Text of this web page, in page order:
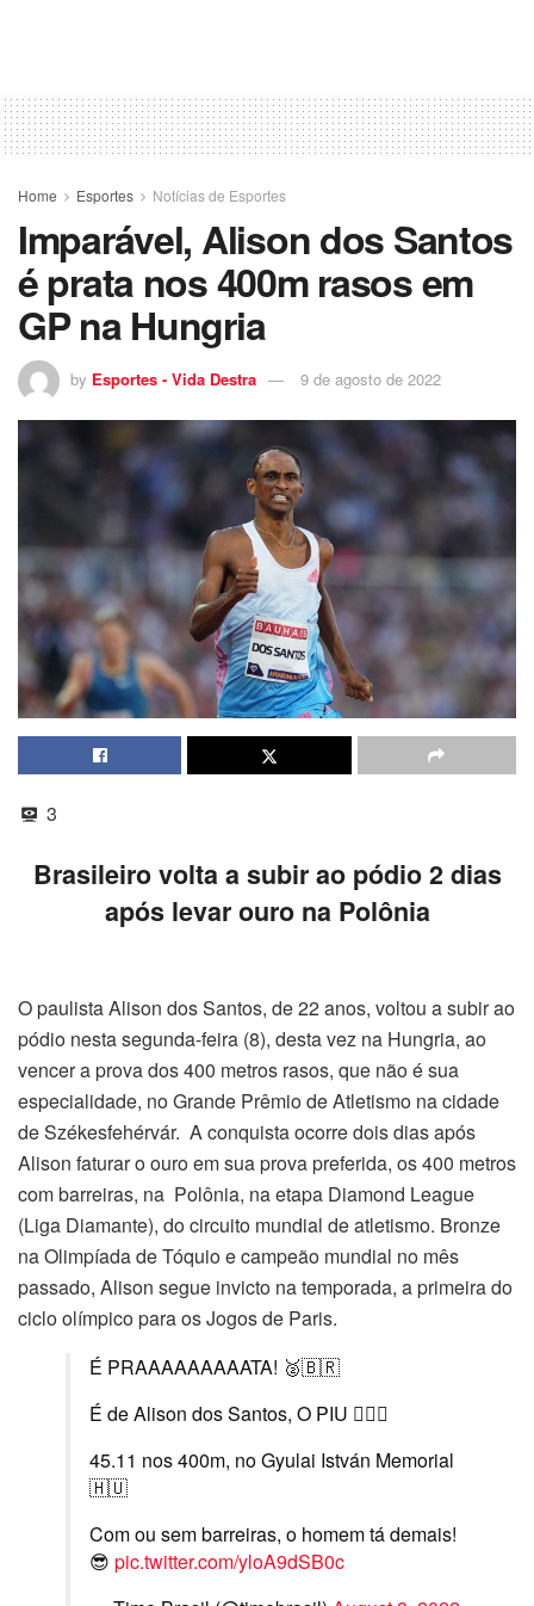
Home Esportes Notícias de Esportes
Imparável, Alison dos Santos
é prata nos 400m rasos em
GP na Hungria
by Esportes - Vida Destra 9 de agosto de 2022
3
Brasileiro volta a subir ao pódio 2 dias
após levar ouro na Polônia
O paulista Alison dos Santos, de 22 anos, voltou a subir ao
pódio nesta segunda-feira (8), desta vez na Hungria, ao
vencer a prova dos 400 metros rasos, que não é sua
especialidade, no Grande Prêmio de Atletismo na cidade
de Székesfehérvár. A conquista ocorre dois dias após
Alison faturar o ouro em sua prova preferida, os 400 metros
com barreiras, na Polônia, na etapa Diamond League
(Liga Diamante), do circuito mundial de atletismo. Bronze
na Olimpíada de Tóquio e campeão mundial no mês
passado, Alison segue invicto na temporada, a primeira do
ciclo olímpico para os Jogos de Paris.
É PRAAAAAAAAATA! 🥈🇧🇷
É de Alison dos Santos, O PIU 🏃🏾‍♂️
45.11 nos 400m, no Gyulai István Memorial
🇭🇺
Com ou sem barreiras, o homem tá demais!
😎 pic.twitter.com/yloA9dSB0c